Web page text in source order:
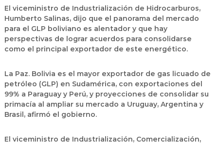
El viceministro de Industrialización de Hidrocarburos,
Humberto Salinas, dijo que el panorama del mercado
para el GLP boliviano es alentador y que hay
perspectivas de lograr acuerdos para consolidarse
como el principal exportador de este energético.
La Paz. Bolivia es el mayor exportador de gas licuado de
petróleo (GLP) en Sudamérica, con exportaciones del
99% a Paraguay y Perú, y proyecciones de consolidar su
primacía al ampliar su mercado a Uruguay, Argentina y
Brasil, afirmó el gobierno.
El viceministro de Industrialización, Comercialización,